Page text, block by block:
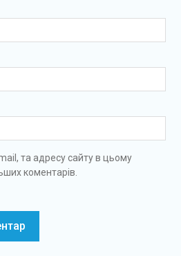
та адресу сайту в цьому
коментарів.